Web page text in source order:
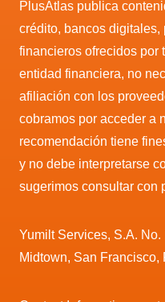
PlusAtlas publica
crédito, bancos digitales,
financieros ofrecidos por
entidad financiera, no
afiliación con los
cobramos por acceder a
recomendación tiene
y no debe interpretarse
sugerimos consultar con
Yumilt Services, S.A.
Midtown, San